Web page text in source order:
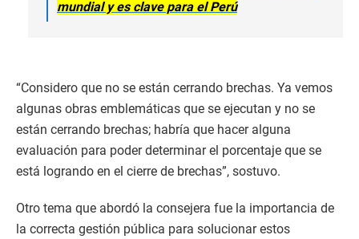
mundial y es clave para el Perú
“Considero que no se están cerrando brechas. Ya vemos
algunas obras emblemáticas que se ejecutan y no se
están cerrando brechas; habría que hacer alguna
evaluación para poder determinar el porcentaje que se
está logrando en el cierre de brechas”, sostuvo.
Otro tema que abordó la consejera fue la importancia de
la correcta gestión pública para solucionar estos